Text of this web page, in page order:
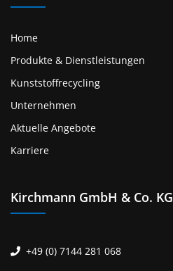
Home
Produkte & Dienstleistungen
Kunststoffrecycling
Unternehmen
Aktuelle Angebote
Karriere
Kirchmann GmbH & Co. KG
+49 (0) 7144 281 068